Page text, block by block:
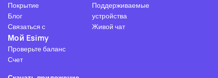
Покрытие
Блог
Связаться с
Поддерживаемые
устройства
Живой чат
Мой Esimy
Проверьте баланс
Счет